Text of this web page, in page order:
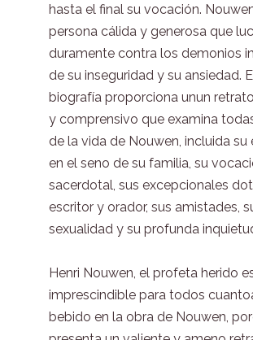
hasta el final su vocación.
persona cálida y generosa que
duramente contra los demonios
de su inseguridad y su ansiedad.
biografía proporciona unun
y comprensivo que examina
de la vida de Nouwen, incluida su
en el seno de su familia, su
sacerdotal, sus excepcionales
escritor y orador, sus amistades,
sexualidad y su profunda
Henri Nouwen, el profeta herido
imprescindible para todos
bebido en la obra de Nouwen,